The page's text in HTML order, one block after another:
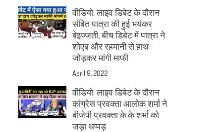
वीडियो: लाइव डिबेट के दौरान
संबित पात्रा की हुई भयंकर
बेइज्जती, बीच डिबेट में पात्रा ने
शोएब और रहमानी से हाथ
जोड़कर मांगी माफी
April 9, 2022
वीडियो: लाइव डिबेट के दौरान
कांग्रेस प्रवक्ता आलोक शर्मा ने
बीजेपी प्रवक्ता के.के शर्मा को
जड़ा थप्पड़